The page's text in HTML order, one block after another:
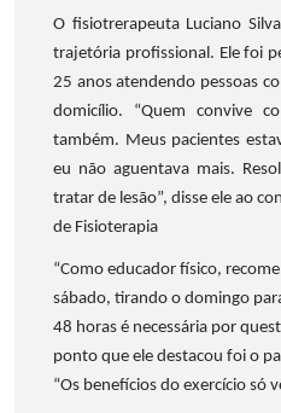
O fisiotrerapeuta Luciano
trajetória profissional. Ele foi
25 anos atendendo pessoas
domicílio. “Quem convive
também. Meus pacientes
eu não aguentava mais.
tratar de lesão”, disse ele ao
de Fisioterapia
“Como educador físico,
sábado, tirando o domingo
48 horas é necessária por
ponto que ele destacou foi o
“Os benefícios do exercício só